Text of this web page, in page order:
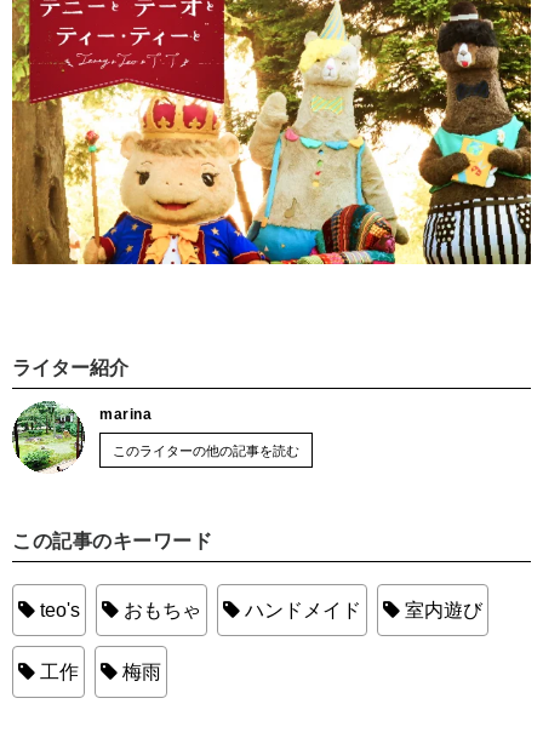
ライター紹介
marina
このライターの他の記事を読む
この記事のキーワード
teo's おもちゃ ハンドメイド 室内遊び
工作 梅雨